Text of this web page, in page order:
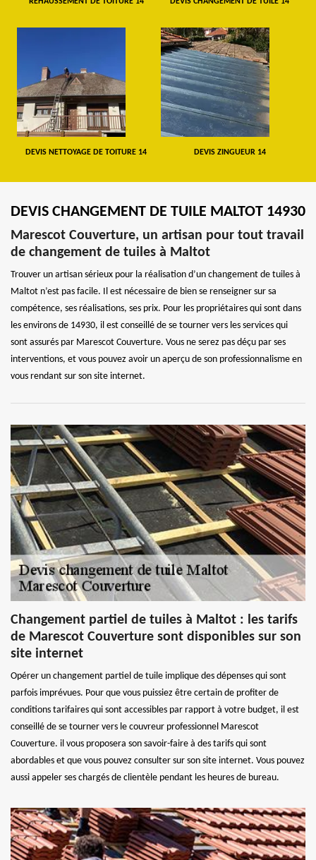
DEVIS NETTOYAGE DE TOITURE 14 DEVIS ZINGUEUR 14
DEVIS CHANGEMENT DE TUILE MALTOT 14930
Marescot Couverture, un artisan pour tout travail
de changement de tuiles à Maltot
Trouver un artisan sérieux pour la réalisation d’un changement de tuiles à
Maltot n’est pas facile. Il est nécessaire de bien se renseigner sur sa
compétence, ses réalisations, ses prix. Pour les propriétaires qui sont dans
les environs de 14930, il est conseillé de se tourner vers les services qui
sont assurés par Marescot Couverture. Vous ne serez pas déçu par ses
interventions, et vous pouvez avoir un aperçu de son professionnalisme en
vous rendant sur son site internet.
Changement partiel de tuiles à Maltot : les tarifs
de Marescot Couverture sont disponibles sur son
site internet
Opérer un changement partiel de tuile implique des dépenses qui sont
parfois imprévues. Pour que vous puissiez être certain de profiter de
conditions tarifaires qui sont accessibles par rapport à votre budget, il est
conseillé de se tourner vers le couvreur professionnel Marescot
Couverture. il vous proposera son savoir-faire à des tarifs qui sont
abordables et que vous pouvez consulter sur son site internet. Vous pouvez
aussi appeler ses chargés de clientèle pendant les heures de bureau.